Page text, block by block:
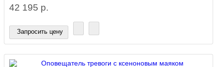
42 195 р.
Запросить цену